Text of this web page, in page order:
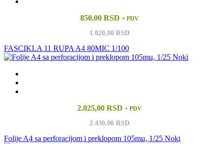
850,00 RSD + PDV
1.020,00 RSD
FASCIKLA 11 RUPA A4 80MIC 1/100
2.025,00 RSD + PDV
2.430,00 RSD
Folije A4 sa perforacijom i preklopom 105mµ, 1/25 Noki